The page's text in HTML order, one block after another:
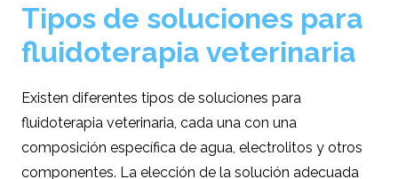
Tipos de soluciones para
fluidoterapia veterinaria
Existen diferentes tipos de soluciones para
fluidoterapia veterinaria, cada una con una
composición específica de agua, electrolitos y otros
componentes. La elección de la solución adecuada